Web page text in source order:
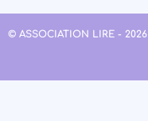
© ASSOCIATION LIRE - 2026